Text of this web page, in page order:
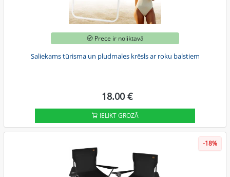
Prece ir noliktavā
Saliekams tūrisma un pludmales krēsls ar roku balstiem
18.00 €
IELIKT GROZĀ
-18%